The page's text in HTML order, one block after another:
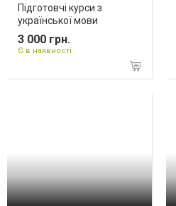
Підготовчі курси з
української мови
3 000 грн.
Є в наявності